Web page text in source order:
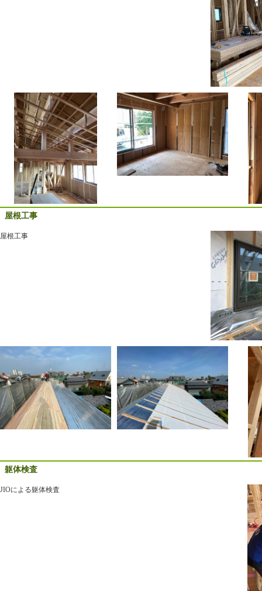
屋根工事
屋根工事
躯体検査
JIOによる躯体検査